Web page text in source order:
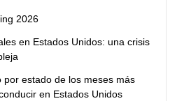
2026
en Estados Unidos: una crisis
por estado de los meses más
en Estados Unidos